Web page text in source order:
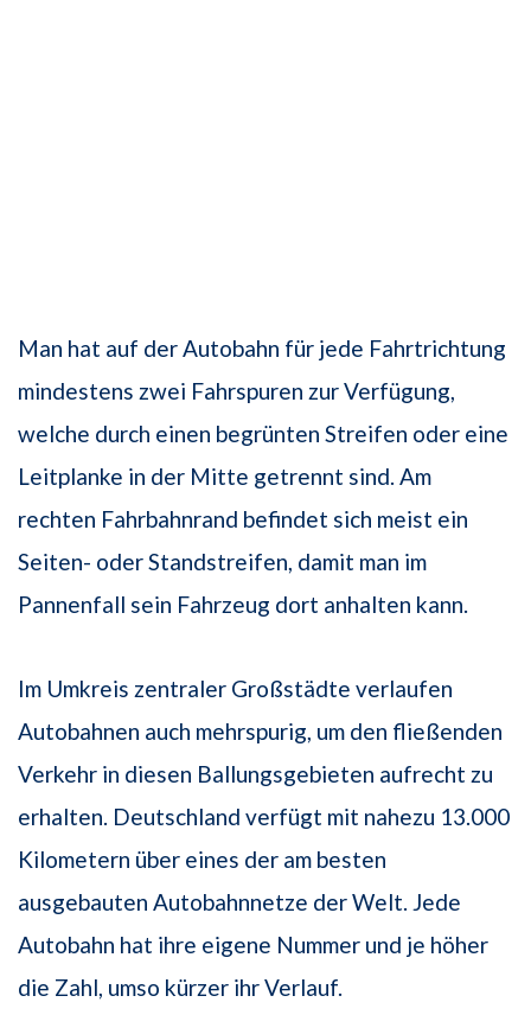
Man hat auf der Autobahn für jede Fahrtrichtung
mindestens zwei Fahrspuren zur Verfügung,
welche durch einen begrünten Streifen oder eine
Leitplanke in der Mitte getrennt sind. Am
rechten Fahrbahnrand befindet sich meist ein
Seiten- oder Standstreifen, damit man im
Pannenfall sein Fahrzeug dort anhalten kann.
Im Umkreis zentraler Großstädte verlaufen
Autobahnen auch mehrspurig, um den fließenden
Verkehr in diesen Ballungsgebieten aufrecht zu
erhalten. Deutschland verfügt mit nahezu 13.000
Kilometern über eines der am besten
ausgebauten Autobahnnetze der Welt. Jede
Autobahn hat ihre eigene Nummer und je höher
die Zahl, umso kürzer ihr Verlauf.